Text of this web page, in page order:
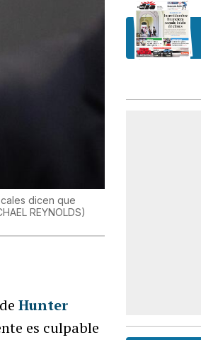
dicen que
REYNOLDS)
Hunter
es culpable